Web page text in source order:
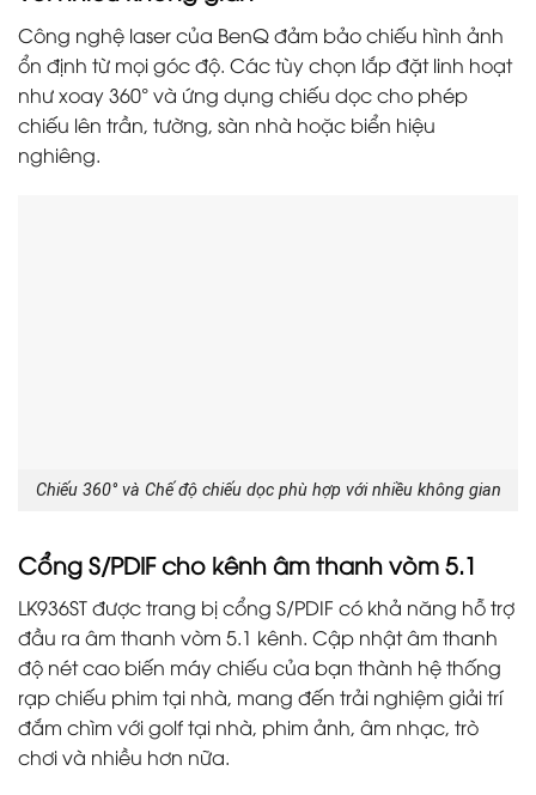
Công nghệ laser của BenQ đảm bảo chiếu hình ảnh
ổn định từ mọi góc độ. Các tùy chọn lắp đặt linh hoạt
như xoay 360° và ứng dụng chiếu dọc cho phép
chiếu lên trần, tường, sàn nhà hoặc biển hiệu
nghiêng.
Chiếu 360° và Chế độ chiếu dọc phù hợp với nhiều không gian
Cổng S/PDIF cho kênh âm thanh vòm 5.1
LK936ST được trang bị cổng S/PDIF có khả năng hỗ trợ
đầu ra âm thanh vòm 5.1 kênh. Cập nhật âm thanh
độ nét cao biến máy chiếu của bạn thành hệ thống
rạp chiếu phim tại nhà, mang đến trải nghiệm giải trí
đắm chìm với golf tại nhà, phim ảnh, âm nhạc, trò
chơi và nhiều hơn nữa.